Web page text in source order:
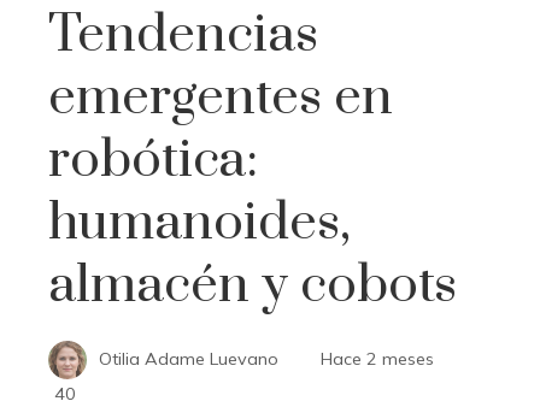
Tendencias
emergentes en
robótica:
humanoides,
almacén y cobots
Otilia Adame Luevano
Hace 2 meses
40